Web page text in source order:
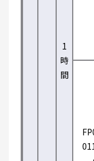
1
時
間